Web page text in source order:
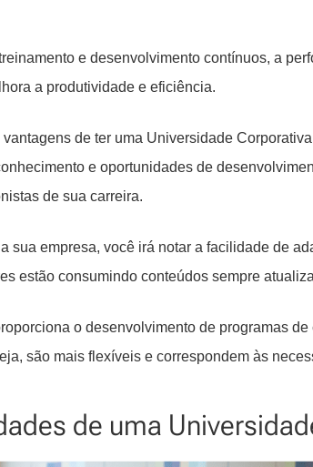
e desenvolvimento contínuos, a
a produtividade e eficiência.
vantagens de ter uma Universidade
e oportunidades de
de sua carreira.
sua empresa, você irá notar a facilidade de
estão consumindo conteúdos sempre
o desenvolvimento de programas
são mais flexíveis e correspondem às
de uma